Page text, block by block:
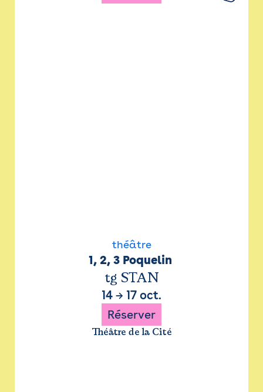
théâtre
1, 2, 3 Poquelin
tg STAN
14 → 17 oct.
Réserver
Théâtre de la Cité